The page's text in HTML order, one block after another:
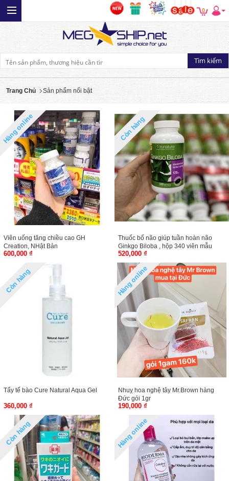
0
Trang Chủ Sản phẩm nổi bật
Hàng online
Viên uống tăng chiều cao GH
Creation, NHật Bản
600,000 ₫
Còn hàng
Thuốc bổ não giúp tuần hoàn não
Ginkgo Biloba , hộp 340 viên mẫu
mới
520,000 ₫
Còn hàng
Tẩy tế bào Cure Natural Aqua Gel
360,000 ₫
Hàng online
Nhuỵ hoa nghệ tây Mr.Brown hàng
Đức gói 1gr
190,000 ₫
Còn hàng Hàng online